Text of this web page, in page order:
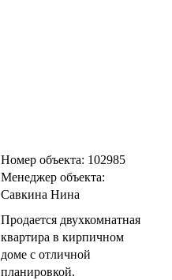
Номер объекта: 102985
Менеджер объекта:
Савкина Нина
Продается двухкомнатная
квартира в кирпичном
доме с отличной
планировкой.